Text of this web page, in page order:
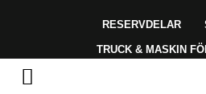
RESERVDELAR
TRUCK & MASKIN